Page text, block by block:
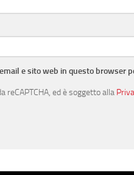
e sito web in questo browser
reCAPTCHA, ed è soggetto alla